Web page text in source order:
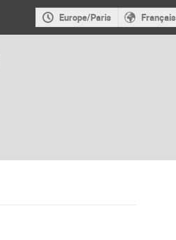
Europe/Paris Français